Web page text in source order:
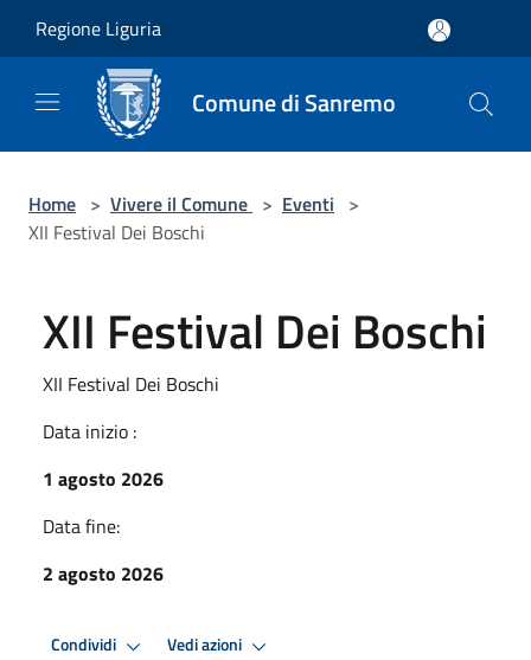
Regione Liguria
Comune di Sanremo
Home > Vivere il Comune > Eventi >
XII Festival Dei Boschi
XII Festival Dei Boschi
XII Festival Dei Boschi
Data inizio :
1 agosto 2026
Data fine:
2 agosto 2026
Condividi Vedi azioni